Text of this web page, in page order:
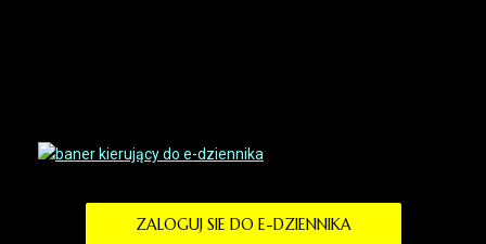
ZALOGUJ SIE DO E-DZIENNIKA